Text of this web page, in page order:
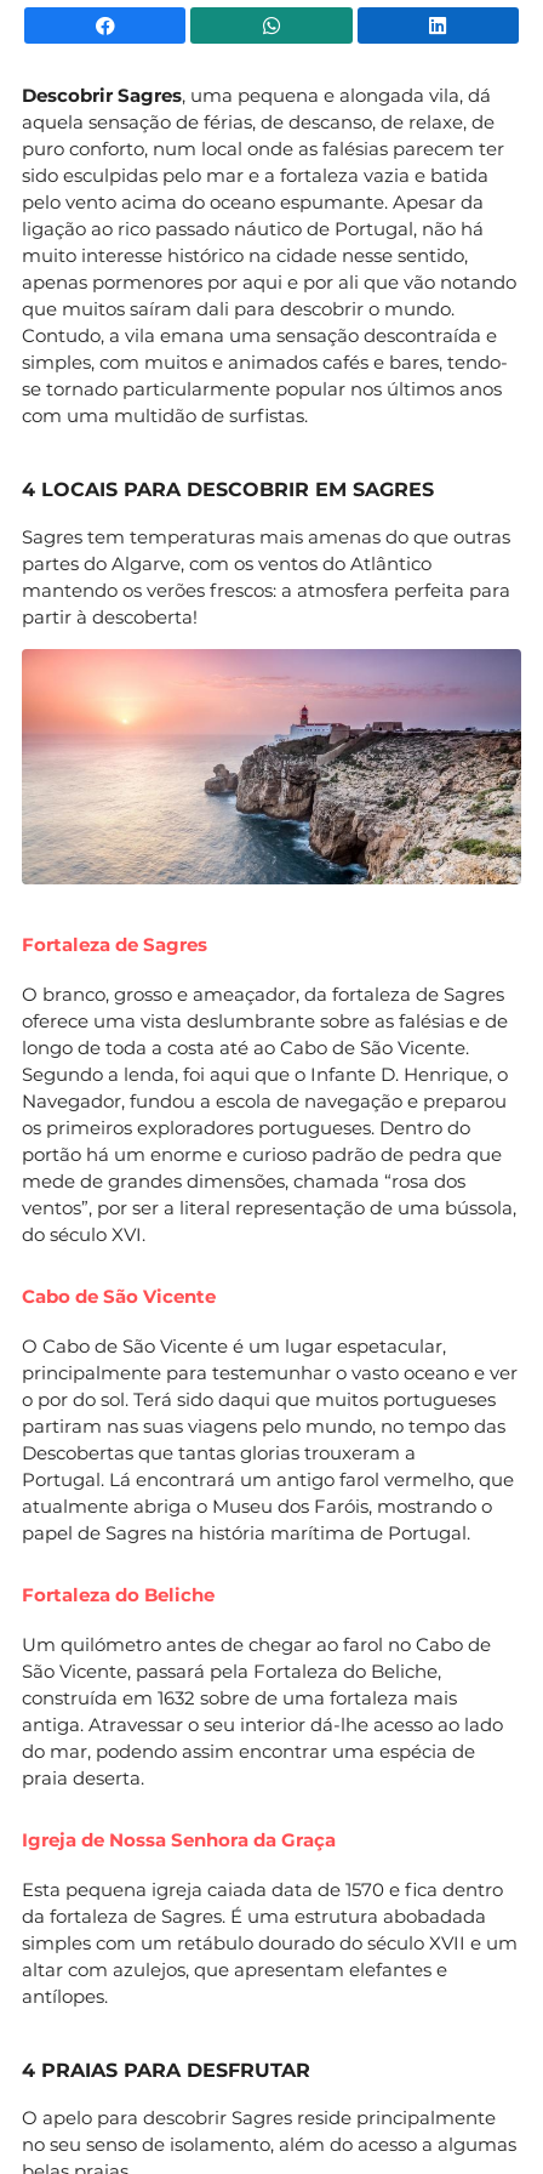
Facebook WhatsApp
Descobrir Sagres, uma pequena e alongada vila, dá
aquela sensação de férias, de descanso, de relaxe, de
puro conforto, num local onde as falésias parecem ter
sido esculpidas pelo mar e a fortaleza vazia e batida
pelo vento acima do oceano espumante. Apesar da
ligação ao rico passado náutico de Portugal, não há
muito interesse histórico na cidade nesse sentido,
apenas pormenores por aqui e por ali que vão notando
que muitos saíram dali para descobrir o mundo.
Contudo, a vila emana uma sensação descontraída e
simples, com muitos e animados cafés e bares, tendo-
se tornado particularmente popular nos últimos anos
com uma multidão de surfistas.
4 LOCAIS PARA DESCOBRIR EM SAGRES
Sagres tem temperaturas mais amenas do que outras
partes do Algarve, com os ventos do Atlântico
mantendo os verões frescos: a atmosfera perfeita para
partir à descoberta!
Fortaleza de Sagres
O branco, grosso e ameaçador, da fortaleza de Sagres
oferece uma vista deslumbrante sobre as falésias e de
longo de toda a costa até ao Cabo de São Vicente.
Segundo a lenda, foi aqui que o Infante D. Henrique, o
Navegador, fundou a escola de navegação e preparou
os primeiros exploradores portugueses. Dentro do
portão há um enorme e curioso padrão de pedra que
mede de grandes dimensões, chamada “rosa dos
ventos”, por ser a literal representação de uma bússola,
do século XVI.
Cabo de São Vicente
O Cabo de São Vicente é um lugar espetacular,
principalmente para testemunhar o vasto oceano e ver
o por do sol. Terá sido daqui que muitos portugueses
partiram nas suas viagens pelo mundo, no tempo das
Descobertas que tantas glorias trouxeram a
Portugal. Lá encontrará um antigo farol vermelho, que
atualmente abriga o Museu dos Faróis, mostrando o
papel de Sagres na história marítima de Portugal.
Fortaleza do Beliche
Um quilómetro antes de chegar ao farol no Cabo de
São Vicente, passará pela Fortaleza do Beliche,
construída em 1632 sobre de uma fortaleza mais
antiga. Atravessar o seu interior dá-lhe acesso ao lado
do mar, podendo assim encontrar uma espécia de
praia deserta.
Igreja de Nossa Senhora da Graça
Esta pequena igreja caiada data de 1570 e fica dentro
da fortaleza de Sagres. É uma estrutura abobadada
simples com um retábulo dourado do século XVII e um
altar com azulejos, que apresentam elefantes e
antílopes.
4 PRAIAS PARA DESFRUTAR
O apelo para descobrir Sagres reside principalmente
no seu senso de isolamento, além do acesso a algumas